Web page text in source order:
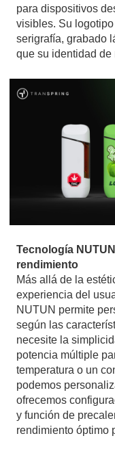
para dispositivos
visibles. Su
serigrafía, grabado
que su identidad
Tecnología
rendimiento
Más allá de la
experiencia del
NUTUN permite
según las
necesite la
potencia múltiple
temperatura o un
podemos
ofrecemos
y función de
rendimiento óptimo